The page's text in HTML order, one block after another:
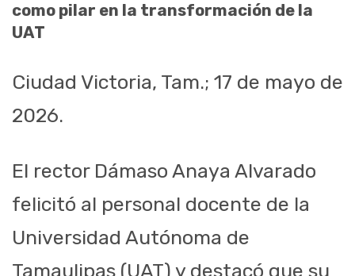
como pilar en la transformación de la
UAT
Ciudad Victoria, Tam.; 17 de mayo de
2026.
El rector Dámaso Anaya Alvarado
felicitó al personal docente de la
Universidad Autónoma de
Tamaulipas (UAT) y destacó que su